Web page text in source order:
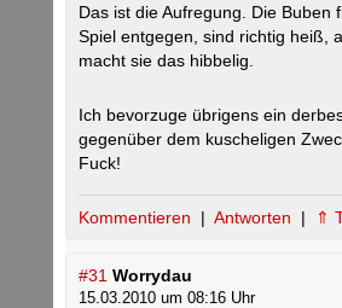
Das ist die Aufregung. Die Buben
Spiel entgegen, sind richtig heiß,
macht sie das hibbelig.
Ich bevorzuge übrigens ein
gegenüber dem kuscheligen
Fuck!
Kommentieren | Antworten | ⇑
#31 Worrydau
15.03.2010 um 08:16 Uhr